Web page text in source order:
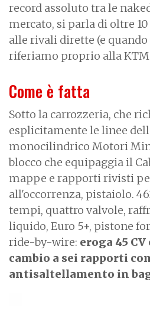
record assoluto tra le
mercato, si parla di oltre
alle rivali dirette (e
riferiamo proprio alla KTM
Come è fatta
Sotto la carrozzeria, che
esplicitamente le linee
monocilindrico Motori
blocco che equipaggia il
mappe e rapporti rivisti
all'occorrenza, pistaiolo.
tempi, quattro valvole,
liquido, Euro 5+, pistone
ride-by-wire: eroga 45
cambio a sei rapporti
antisaltellamento in